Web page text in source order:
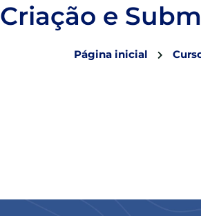
Criação e
Página inicial